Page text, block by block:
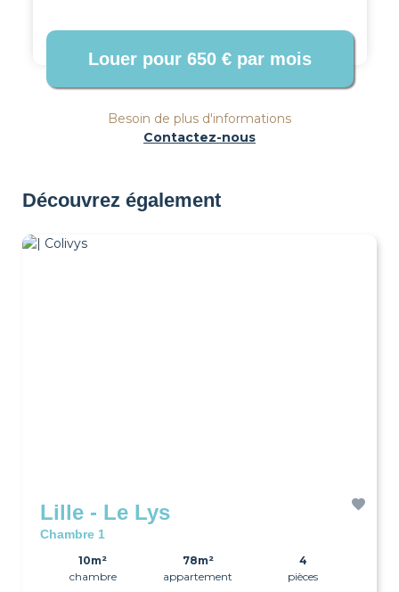
Besoin de plus d'informations
Contactez-nous
Découvrez également
Lille - Le Lys
Chambre 1
10m²
chambre
78m²
appartement
4
pièces